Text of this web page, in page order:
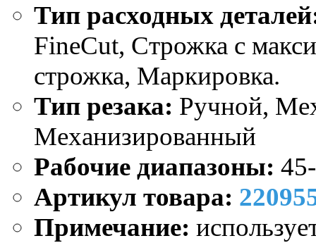
Тип расходных
FineCut, Строжка с
строжка, Маркировка.
Тип резака: Ручной,
Механизированный
Рабочие диапазоны:
Артикул товара:
Примечание: